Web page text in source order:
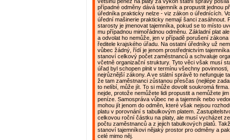
případné odměny dává tajemník a propustit jednou
úředníka prakticky nelze - viz zákon o úřednících.
úřední mašinerie prakticky nemají šanci zasáhnout.
starosty je jmenovat tajemníka, pokud se to místo
mu případnou mimořádnou odměnu. Základní plat
a odvolat ho nemůže, jen v případě porušení
ředitele krajského úřadu. Na ostatní úředníky už
vůbec žádný, řídí je jenom prostřednictvím
stanoví celkový počet zaměstnanců a schvaluje
včetně organizační struktury. Tyto věci však musí
úřad byl schopen plnit v termínu všechny
nejrůznější zákony. A ve státní správě to nefunguje
že tam zaměstnanci zůstanou přesčas (nejlépe
to nelíbí, může jít. To si může dovolit soukromá
nejde, protože nemůžete lidi propustit a nemůžete
peníze. Samospráva vůbec ne a tajemník nebo
mohou jít jenom do odměn, které však nejsou
platu v porovnání s tabulkovým platem.
celkovou roční částku na platy, ale musí vycházet
počtu zaměstnanců a z jejich tabulkových platů.
stanoví tajemníkovi nějaký prostor pro odměny a
celé mimo něj.